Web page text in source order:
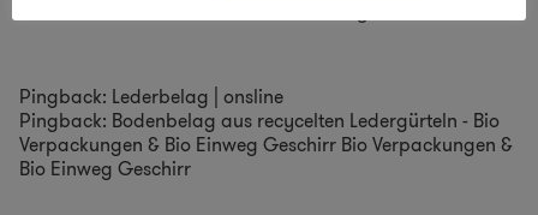
Pingback: Lederbelag | onsline
Pingback: Bodenbelag aus recycelten Ledergürteln - Bio
Verpackungen & Bio Einweg Geschirr Bio Verpackungen &
Bio Einweg Geschirr